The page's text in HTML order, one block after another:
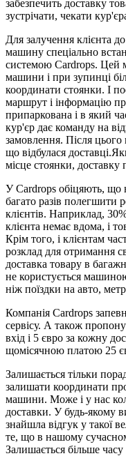
забезпечить доставку
зустрічати, чекати
Для залучення клієнта
машину спеціально
системою Cardrops. Цей
машини і при зупинці
координати стоянки. І
маршрут і інформацію
припаркована і в який
кур'єр дає команду на
замовлення. Після
що відбулася
місце стоянки, доставку
У Cardrops обіцяють, що
багато разів полегшити
клієнтів. Наприклад,
клієнта немає вдома, і
Крім того, і клієнтам
розклад для отримання
доставка товару в
не користується
ніж поїздки на авто,
Компанія Cardrops
сервісу. А також
вхід і 5 євро за кожну
щомісячною платою 25
Залишається тільки
залишати координати
машини. Може і у нас
доставки. У будь-якому
знайшла відгук у такої
те, що в нашому
Залишається більше